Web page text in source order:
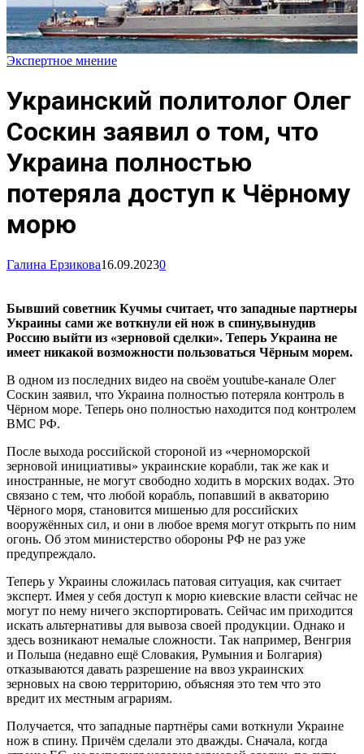
Экспертное мнение
Украинский политолог Олег
Соскин заявил о том, что
Украина полностью
потеряла доступ к Чёрному
морю
Галина Ерзикова16.09.20230
Бывший советник Кучмы считает, что западные партнеры
Украины сами же воткнули ей нож в спину,вынудив
Россию выйти из «зерновой сделки». Теперь Украина не
имеет никакой возможности пользоваться Чёрным морем.
В одном из последних видео на своём youtube-канале Олег
Соскин заявил, что Украина полностью потеряла контроль в
Чёрном море. Теперь оно полностью находится под контролем
ВМС РФ.
После выхода российской стороной из «черноморской
зерновой инициативы» украинские корабли, так же как и
иностранные, не могут свободно ходить в морских водах. Это
связано с тем, что любой корабль, попавший в акваторию
Чёрного моря, становится мишенью для российских
вооружённых сил, и они в любое время могут открыть по ним
огонь. Об этом министерство обороны РФ не раз уже
предупреждало.
Теперь у Украины сложилась патовая ситуация, как считает
эксперт. Имея у себя доступ к морю киевские власти сейчас не
могут по нему ничего экспортировать. Сейчас им приходится
искать альтернативы для вывоза своей продукции. Однако и
здесь возникают немалые сложности. Так например, Венгрия
и Польша (недавно ещё Словакия, Румыния и Болгария)
отказываются давать разрешение на ввоз украинских
зерновых на свою территорию, объясняя это тем что это
вредит их местным аграриям.
Получается, что западные партнёры сами воткнули Украине
нож в спину. Причём сделали это дважды. Сначала, когда